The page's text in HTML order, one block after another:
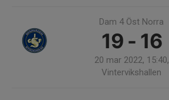
Dam 4 Öst Norra
19 - 16
20 mar 2022, 15:40,
Vintervikshallen